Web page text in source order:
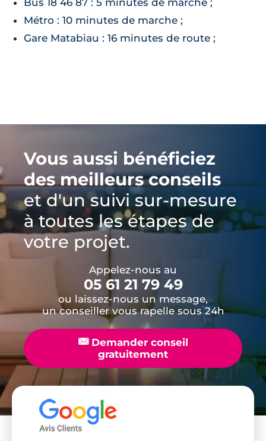
Métro : 10 minutes de marche ;
Gare Matabiau : 16 minutes de route ;
Vous aussi bénéficiez
des meilleurs conseils
et d'un suivi sur-mesure
à toutes les étapes de
votre projet.
Appelez-nous au
05 61 21 79 49
ou laissez-nous un message,
un conseiller vous rapelle sous 24h
📧Demander conseil
gratuitement